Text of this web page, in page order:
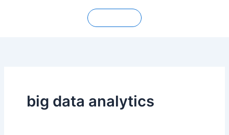
big data analytics